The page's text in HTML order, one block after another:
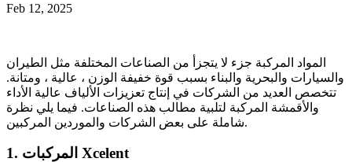
Feb 12, 2025
المواد المركبة جزء لا يتجزأ من الصناعات المختلفة مثل الطيران
والسيارات والبحرية والبناء بسبب قوة خفيفة الوزن ، عالية ، ومتانة.
تتخصص العديد من الشركات في إنتاج تعزيزات الألياف عالية الأداء
والأقمشة المركبة لتلبية مطالب هذه الصناعات. فيما يلي نظرة
شاملة على بعض الشركات والموردين المركبين.
1. المركبات Xcelent